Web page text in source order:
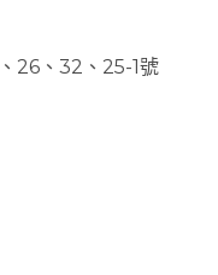
26、32、25-1號